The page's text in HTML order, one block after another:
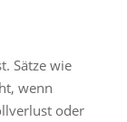
Sätze wie
wenn
oder